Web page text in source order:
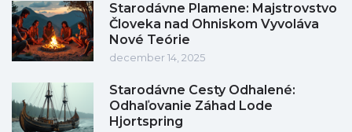
Starodávne Plamene: Majstrovstvo
Človeka nad Ohniskom Vyvoláva
Nové Teórie
december 14, 2025
Starodávne Cesty Odhalené:
Odhaľovanie Záhad Lode
Hjortspring